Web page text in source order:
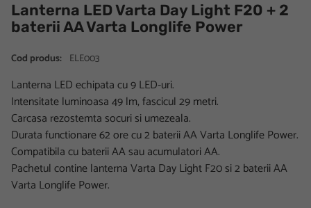
Lanterna LED Varta Day Light F20 + 2
baterii AA Varta Longlife Power
Cod produs: ELE003
Lanterna LED echipata cu 9 LED-uri.
Intensitate luminoasa 49 lm, fascicul 29 metri.
Carcasa rezostemta socuri si umezeala.
Durata functionare 62 ore cu 2 baterii AA Varta Longlife Power.
Compatibila cu baterii AA sau acumulatori AA.
Pachetul contine lanterna Varta Day Light F20 si 2 baterii AA
Varta Longlife Power.